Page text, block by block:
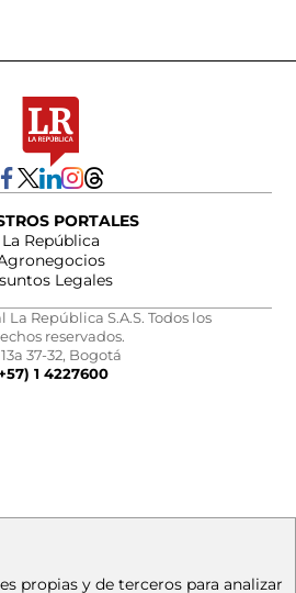
PORTALES
La República
Legales
República S.A.S. Todos los
reservados.
37-32, Bogotá
1 4227600
propias y de terceros para analizar